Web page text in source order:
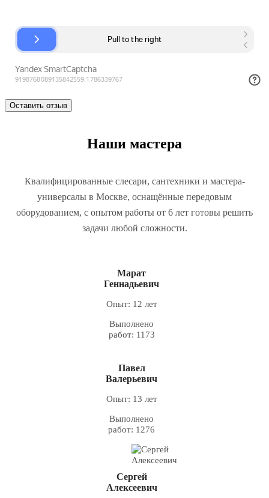
Наши мастера
Квалифицированные слесари, сантехники и мастера-
универсалы в Москве, оснащённые передовым
оборудованием, с опытом работы от 6 лет готовы решить
задачи любой сложности.
Марат
Геннадьевич
Опыт: 12 лет
Выполнено
работ: 1173
Павел
Валерьевич
Опыт: 13 лет
Выполнено
работ: 1276
Сергей
Алексеевич